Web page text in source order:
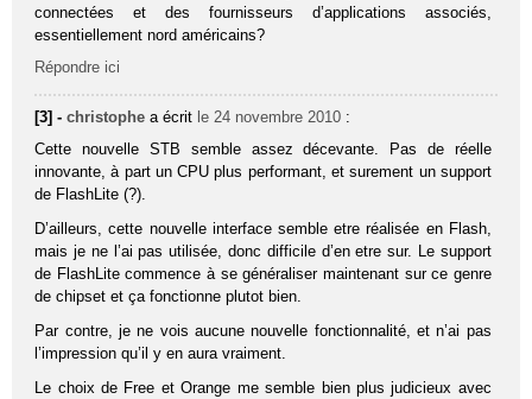
connectées et des fournisseurs d’applications associés,
essentiellement nord américains?
Répondre ici
[3] -christophe a écrit le 24 novembre 2010 :
Cette nouvelle STB semble assez décevante. Pas de réelle
innovante, à part un CPU plus performant, et surement un support
de FlashLite (?).
D’ailleurs, cette nouvelle interface semble etre réalisée en Flash,
mais je ne l’ai pas utilisée, donc difficile d’en etre sur. Le support
de FlashLite commence à se généraliser maintenant sur ce genre
de chipset et ça fonctionne plutot bien.
Par contre, je ne vois aucune nouvelle fonctionnalité, et n’ai pas
l’impression qu’il y en aura vraiment.
Le choix de Free et Orange me semble bien plus judicieux avec